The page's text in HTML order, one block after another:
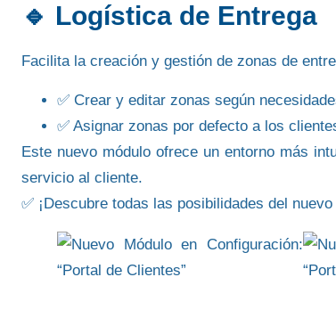
🔹 Logística de Entrega
Facilita la creación y gestión de zonas de
✅ Crear y editar zonas según
✅ Asignar zonas por defecto a los
Este nuevo módulo ofrece un entorno más
servicio al cliente.
✅ ¡Descubre todas las posibilidades del nuevo